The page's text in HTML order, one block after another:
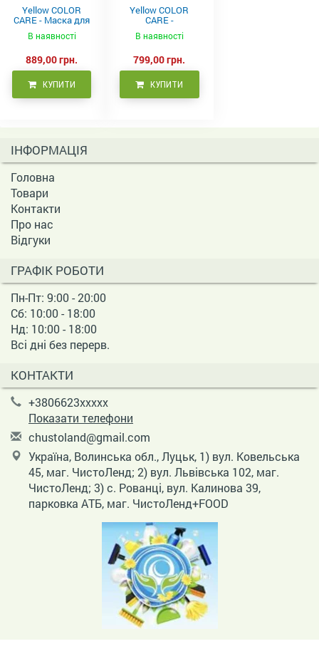
Yellow COLOR
CARE - Маска для
фарбованого
волосся, 500 мл
В наявності
889,00 грн.
КУПИТИ
Yellow COLOR
CARE -
Кондиціонер для
фарбованого
В наявності
799,00 грн.
КУПИТИ
ІНФОРМАЦІЯ
Головна
Товари
Контакти
Про нас
Відгуки
ГРАФІК РОБОТИ
Пн-Пт: 9:00 - 20:00
Сб: 10:00 - 18:00
Нд: 10:00 - 18:00
Всі дні без перерв.
КОНТАКТИ
+3806623xxxxx
Показати телефони
chustoland@gmail.com
Україна, Волинська обл., Луцьк, 1) вул. Ковельська
45, маг. ЧистоЛенд; 2) вул. Львівська 102, маг.
ЧистоЛенд; 3) с. Рованці, вул. Калинова 39,
парковка АТБ, маг. ЧистоЛенд+FOOD